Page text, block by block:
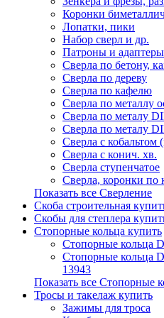
Коронки
Лопатки, пики
Набор сверл и др.
Патроны и адаптеры
Сверла по бетону,
Сверла по дереву
Сверла по кафелю
Сверла по металлу
Сверла по металу
Сверла по металу
Сверла с кобальтом
Сверла с конич. хв.
Сверла ступенчатое
Сверла, коронки по
Показать все Сверление
Скоба строительная
Скобы для степлера
Стопорные кольца купить
Стопорные кольца
Стопорные кольца
13943
Показать все Стопорные
Тросы и такелаж купить
Зажимы для троса